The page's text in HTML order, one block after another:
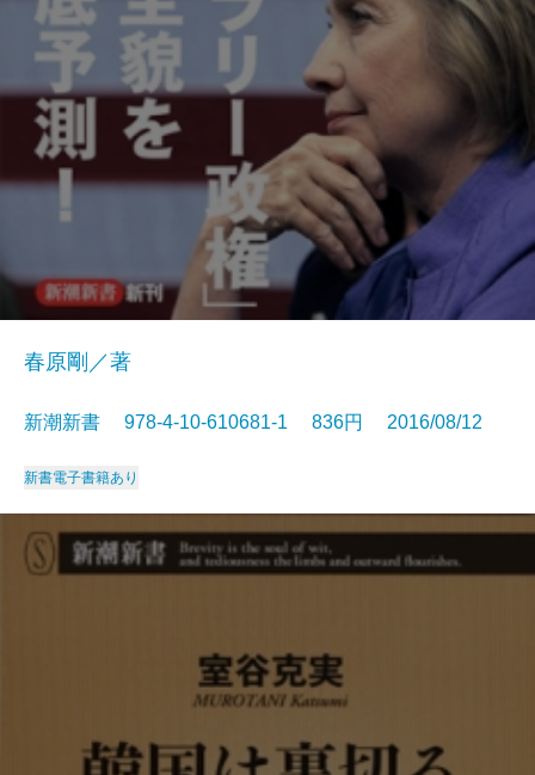
春原剛／著
新潮新書 978-4-10-610681-1 836円 2016/08/12
新書電子書籍あり